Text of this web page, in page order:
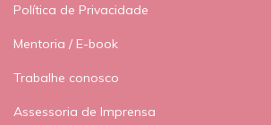
Política de Privacidade
Mentoria / E-book
Trabalhe conosco
Assessoria de Imprensa